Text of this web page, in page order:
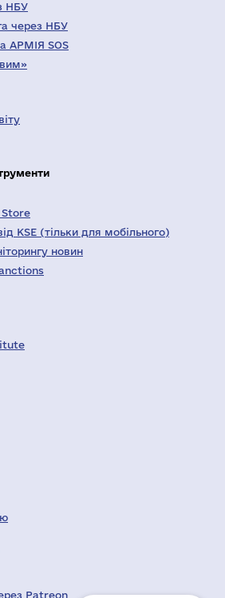
НБУ
через НБУ
АРМІЯ SOS
KSE (тільки для мобільного)
новин
Patreon